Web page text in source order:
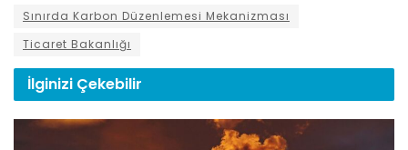
Sınırda Karbon Düzenlemesi Mekanizması
Ticaret Bakanlığı
İlginizi Çekebilir